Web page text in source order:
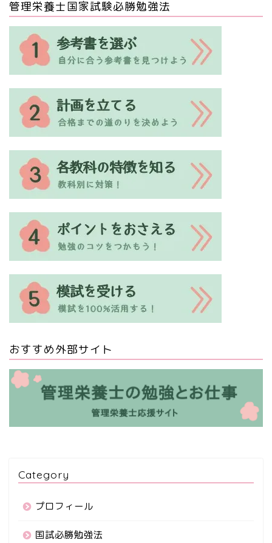
管理栄養士国家試験必勝勉強法
おすすめ外部サイト
Category
プロフィール
国試必勝勉強法